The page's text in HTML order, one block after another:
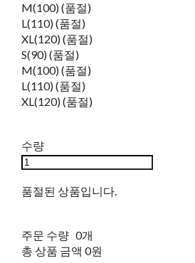
M(100) (품절)
L(110) (품절)
XL(120) (품절)
S(90) (품절)
M(100) (품절)
L(110) (품절)
XL(120) (품절)
수량
품절된 상품입니다.
주문 수량 0개
총 상품 금액 0원